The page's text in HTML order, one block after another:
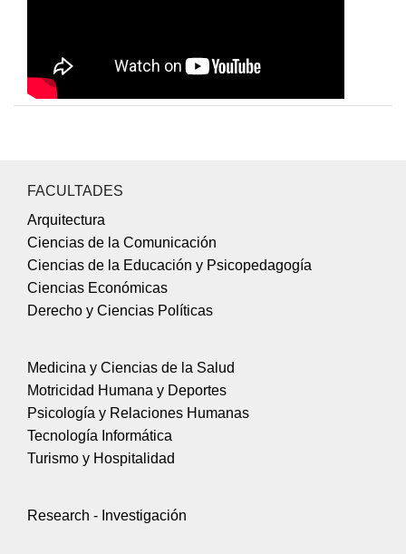
FACULTADES
Arquitectura
Ciencias de la Comunicación
Ciencias de la Educación y Psicopedagogía
Ciencias Económicas
Derecho y Ciencias Políticas
Medicina y Ciencias de la Salud
Motricidad Humana y Deportes
Psicología y Relaciones Humanas
Tecnología Informática
Turismo y Hospitalidad
Research - Investigación